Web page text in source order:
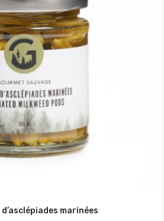
d’asclépiades marinées